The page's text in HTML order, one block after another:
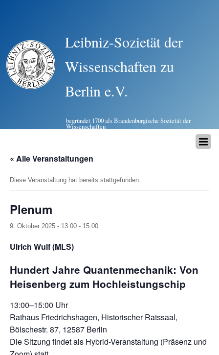
Leibniz-Sozietät der
Wissenschaften zu
Berlin e.V.
begründet 1700 als Brandenburgische Sozietät der
Wissenschaften
« Alle Veranstaltungen
Diese Veranstaltung hat bereits stattgefunden.
Plenum
9. Oktober 2025 - 13:00 - 15:00
Ulrich Wulf (MLS)
Hundert Jahre Quantenmechanik: Von
Heisenberg zum Hochleistungschip
13:00–15:00 Uhr
Rathaus Friedrichshagen, Historischer Ratssaal,
Bölschestr. 87, 12587 Berlin
Die Sitzung findet als Hybrid-Veranstaltung (Präsenz und